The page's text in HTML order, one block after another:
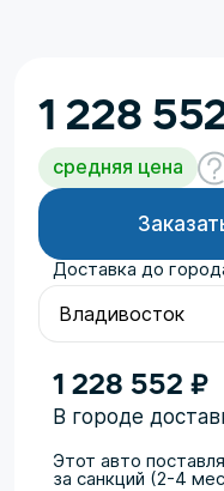
1 228
средняя цена
Доставка до
1 228 552 ₽
В городе
Этот авто
за санкций (2-4